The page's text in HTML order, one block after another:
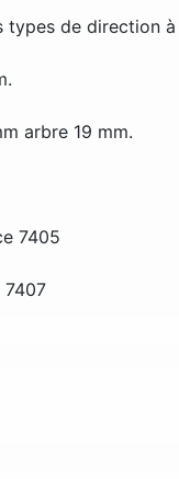
types de direction à
arbre 19 mm.
7405
7407